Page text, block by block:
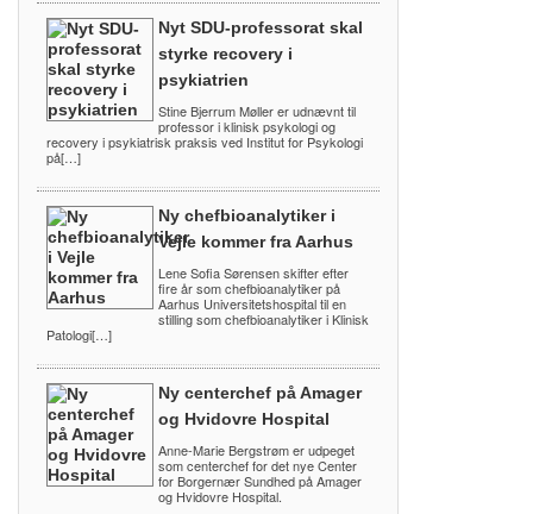
Nyt SDU-professorat skal
styrke recovery i
psykiatrien
Stine Bjerrum Møller er udnævnt til
professor i klinisk psykologi og
recovery i psykiatrisk praksis ved Institut for Psykologi
på[…]
Ny chefbioanalytiker i
Vejle kommer fra Aarhus
Lene Sofia Sørensen skifter efter
fire år som chefbioanalytiker på
Aarhus Universitetshospital til en
stilling som chefbioanalytiker i Klinisk
Patologi[…]
Ny centerchef på Amager
og Hvidovre Hospital
Anne-Marie Bergstrøm er udpeget
som centerchef for det nye Center
for Borgernær Sundhed på Amager
og Hvidovre Hospital.